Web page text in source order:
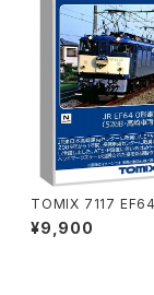
TOMIX 7117
形･高崎車両センタ
鉄道模型（新品 在
¥9,900